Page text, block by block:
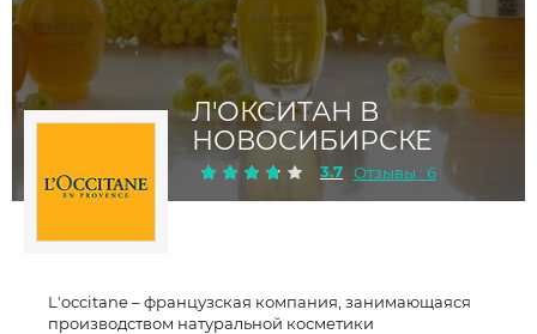
Л'ОКСИТАН В
НОВОСИБИРСКЕ
3.7 Отзывы : 6
L'occitane – французская компания, занимающаяся
производством натуральной косметики